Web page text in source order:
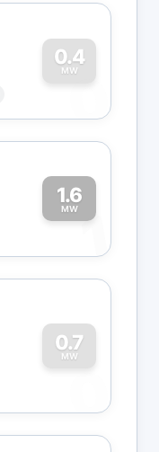
0.4
MW
0
1.6
MW1
0.7
MW
0